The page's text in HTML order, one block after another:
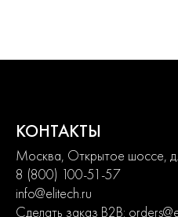
КОНТАКТЫ
Москва, Открытое шоссе,
8 (800) 100-51-57
info@elitech.ru
Сделать заказ B2B: